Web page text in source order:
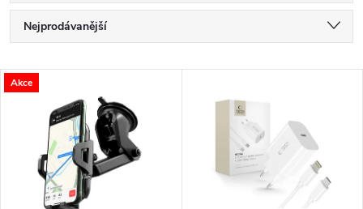
Ř
a
Nejprodávanější
Nejdražší
Abecedně
V
Akce